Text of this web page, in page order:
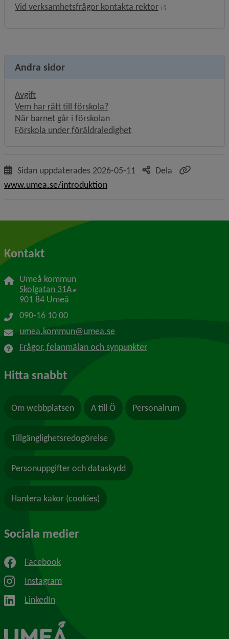
Vid verksamhetsfrågor kontakta rektor
Öppnas i nytt
Andra sidor
Avgift
Vem har rätt till förskola?
När barnet går i förskolan
Förskola under föräldraledighet
Sidan uppdaterades 2026-05-11
Dela
www.umea.se/introduktion
Kontakt
Umeå kommun
Skolgatan 31A Länk till annan webbplats, öppnas i nytt
901 84 Umeå
090-16 10 00
umea.kommun@umea.se
Frågor, felanmälan och synpunkter
Hitta snabbt
Om webbplatsen A till Ö Personalrum
Tillgänglighetsredogörelse
Personuppgifter och dataskydd
Hantera kakor (cookies)
Sociala medier
Facebook
Instagram
LinkedIn